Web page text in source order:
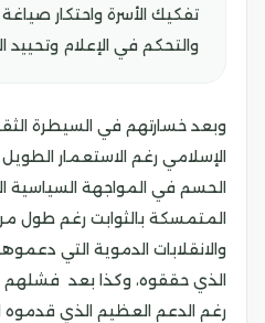
تفكيك الأسرة واحتكار
والتحكم في الإعلام وتحييد
وبعد خسارتهم في السيطرة
الإسلامي رغم الاستعمار
الحسم في المواجهة السياسية
المتمسكة بالثوابت رغم طول
والانقلابات الدموية التي
الذي حققوه، وكذا بعد
رغم الدعم العظيم الذي قدموه